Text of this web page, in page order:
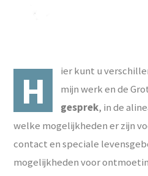
H
ier kunt u
mijn werk en de
gesprek, in de
welke mogelijkheden er zijn
contact en speciale
mogelijkheden voor